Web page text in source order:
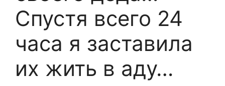
Спустя всего 24
часа я заставила
их жить в аду…